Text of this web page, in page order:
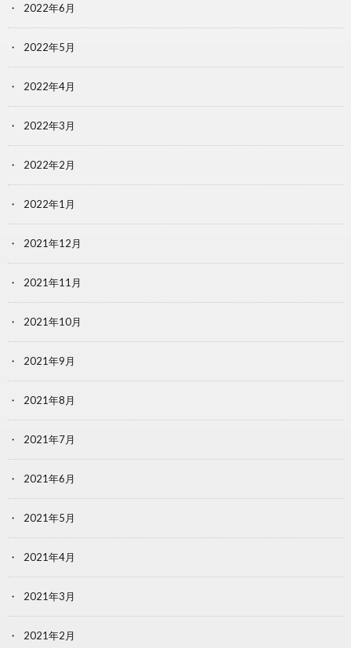
2022年6月
2022年5月
2022年4月
2022年3月
2022年2月
2022年1月
2021年12月
2021年11月
2021年10月
2021年9月
2021年8月
2021年7月
2021年6月
2021年5月
2021年4月
2021年3月
2021年2月